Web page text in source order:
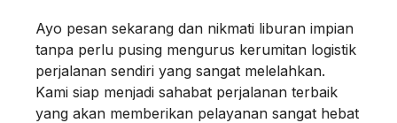
Ayo pesan sekarang dan nikmati liburan impian
tanpa perlu pusing mengurus kerumitan logistik
perjalanan sendiri yang sangat melelahkan.
Kami siap menjadi sahabat perjalanan terbaik
yang akan memberikan pelayanan sangat hebat